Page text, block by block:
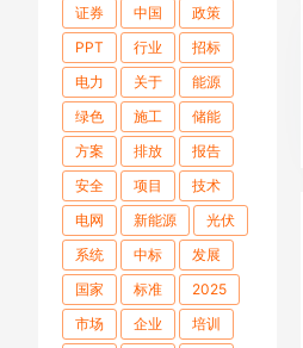
证券 中国
政策
PPT
行业
招标
电力
关于
能源
绿色
施工
储能
方案
排放
报告
安全
项目
技术
电网
新能源
光伏
系统
中标
发展
国家
标准
2025
市场
企业
培训